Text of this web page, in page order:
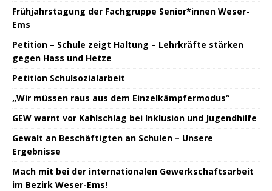
Frühjahrstagung der Fachgruppe Senior*innen Weser-
Ems
Petition – Schule zeigt Haltung – Lehrkräfte stärken
gegen Hass und Hetze
Petition Schulsozialarbeit
„Wir müssen raus aus dem Einzelkämpfermodus“
GEW warnt vor Kahlschlag bei Inklusion und Jugendhilfe
Gewalt an Beschäftigten an Schulen – Unsere
Ergebnisse
Mach mit bei der internationalen Gewerkschaftsarbeit
im Bezirk Weser-Ems!